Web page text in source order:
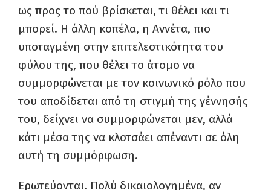
ως προς το πού βρίσκεται, τι θέλει και τι
μπορεί. Η άλλη κοπέλα, η Αννέτα, πιο
υποταγμένη στην επιτελεστικότητα του
φύλου της, που θέλει το άτομο να
συμμορφώνεται με τον κοινωνικό ρόλο που
του αποδίδεται από τη στιγμή της γέννησής
του, δείχνει να συμμορφώνεται μεν, αλλά
κάτι μέσα της να κλοτσάει απέναντι σε όλη
αυτή τη συμμόρφωση.
Ερωτεύονται. Πολύ δικαιολογημένα, αν